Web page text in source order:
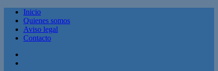
Inicio
Quienes somos
Aviso legal
Contacto